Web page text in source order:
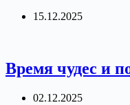
15.12.2025
Время чудес и
02.12.2025